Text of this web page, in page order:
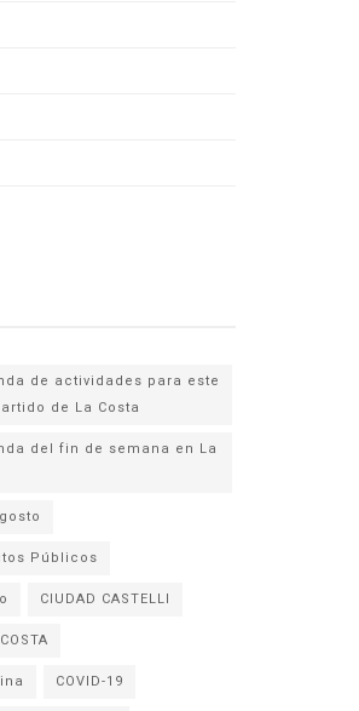
de actividades para este
de La Costa
del fin de semana en La
Públicos
CIUDAD CASTELLI
COVID-19